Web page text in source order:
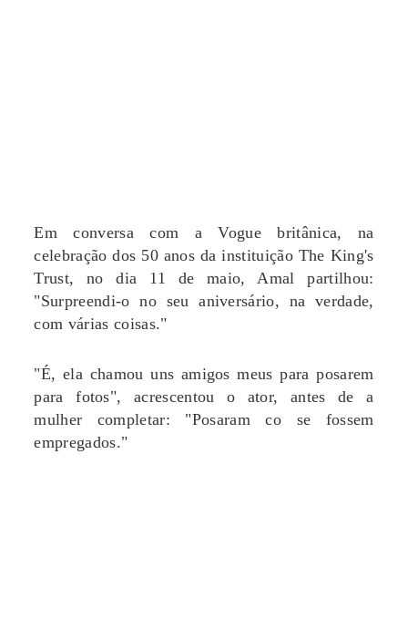
Em conversa com a Vogue britânica, na
celebração dos 50 anos da instituição The King's
Trust, no dia 11 de maio, Amal partilhou:
"Surpreendi-o no seu aniversário, na verdade,
com várias coisas."
"É, ela chamou uns amigos meus para posarem
para fotos", acrescentou o ator, antes de a
mulher completar: "Posaram co se fossem
empregados."